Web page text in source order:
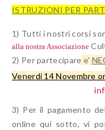
ISTRUZIONI PER
1) Tutti i nostri corsi
alla nostra Associazione
2) Per partecipare e'
Venerdi 14 Novembre
3) Per il pagamento
online qui sotto,vi